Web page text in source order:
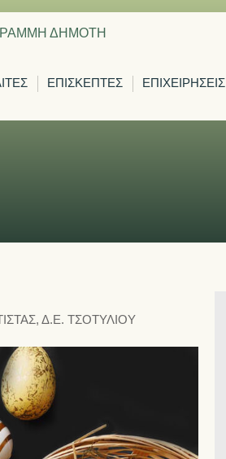
ΔΗΜΟΤΗ
ΕΠΙΣΚΕΠΤΕΣ ΕΠΙΧΕΙΡΗΣΕΙΣ
,Δ.Ε. ΤΣΟΤΥΛΙΟΥ